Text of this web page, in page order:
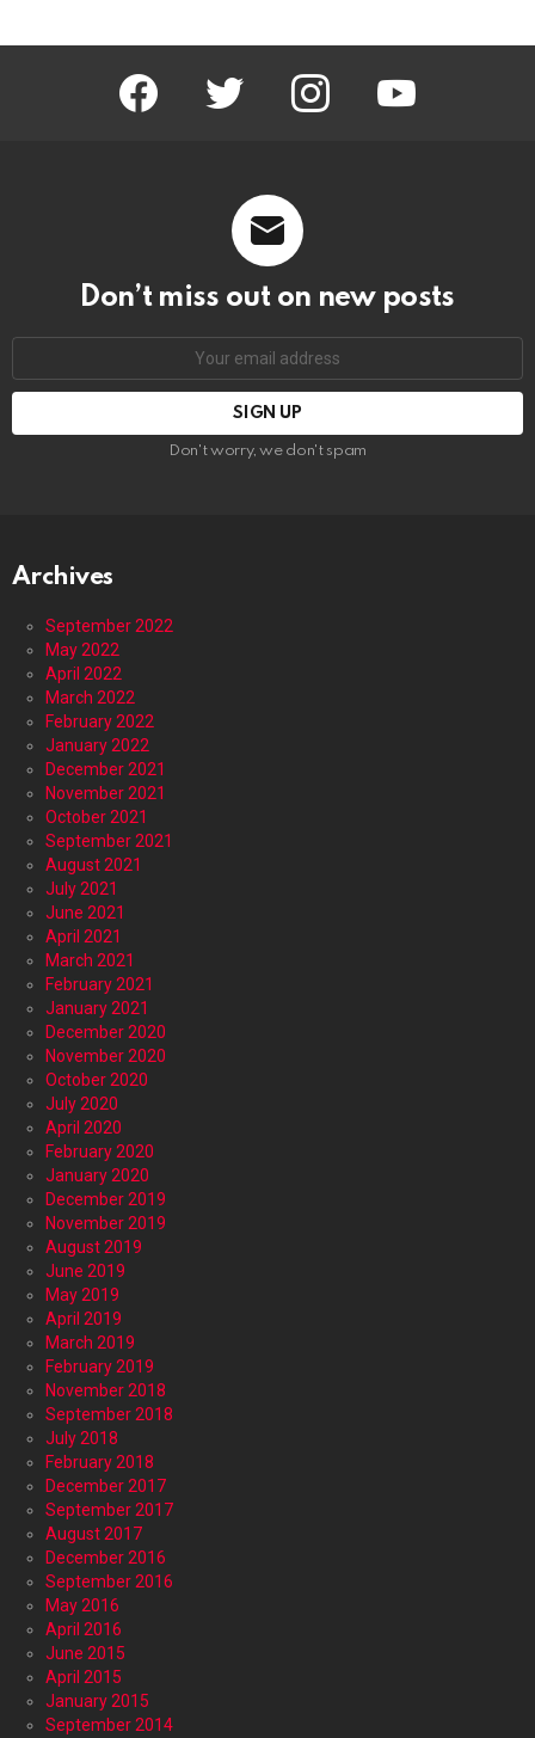
facebook twitter instagram youtube
Don’t miss out on new posts
Don't worry, we don't spam
Archives
September 2022
May 2022
April 2022
March 2022
February 2022
January 2022
December 2021
November 2021
October 2021
September 2021
August 2021
July 2021
June 2021
April 2021
March 2021
February 2021
January 2021
December 2020
November 2020
October 2020
July 2020
April 2020
February 2020
January 2020
December 2019
November 2019
August 2019
June 2019
May 2019
April 2019
March 2019
February 2019
November 2018
September 2018
July 2018
February 2018
December 2017
September 2017
August 2017
December 2016
September 2016
May 2016
April 2016
June 2015
April 2015
January 2015
September 2014